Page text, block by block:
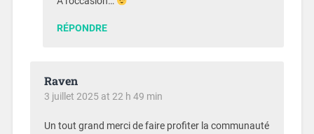
RÉPONDRE
Raven
3 juillet 2025 at 22 h 49 min
Un tout grand merci de faire profiter la communauté